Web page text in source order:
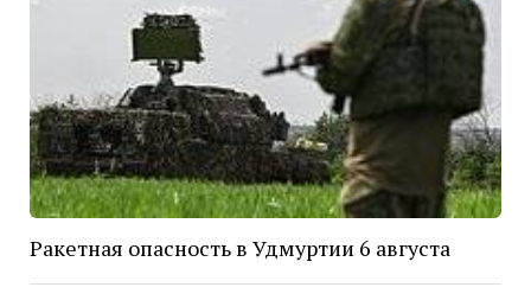
Ракетная опасность в Удмуртии 6 августа